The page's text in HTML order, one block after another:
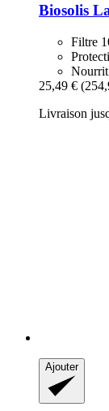
Biosolis
Filtre
Nourrit
25,49 €
Livraison
Ajouter